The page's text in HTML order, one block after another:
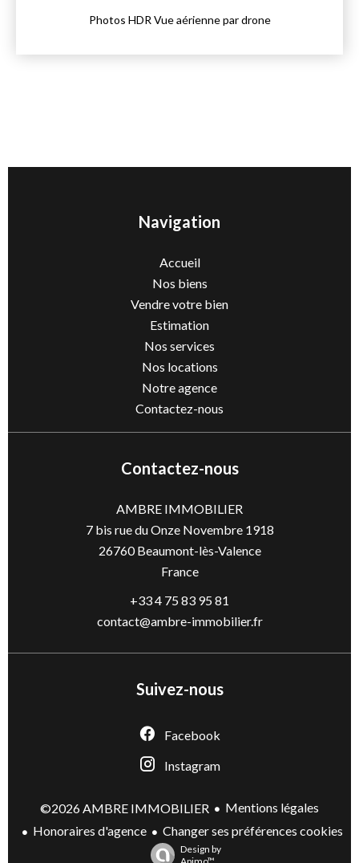
Photos HDR Vue aérienne par drone
Navigation
Accueil
Nos biens
Vendre votre bien
Estimation
Nos services
Nos locations
Notre agence
Contactez-nous
Contactez-nous
AMBRE IMMOBILIER
7 bis rue du Onze Novembre 1918
26760Beaumont-lès-Valence
France
+33 4 75 83 95 81
contact@ambre-immobilier.fr
Suivez-nous
Facebook
Instagram
©2026 AMBRE IMMOBILIER
Mentions légales
Honoraires d'agence
Changer ses préférences cookies
Design by